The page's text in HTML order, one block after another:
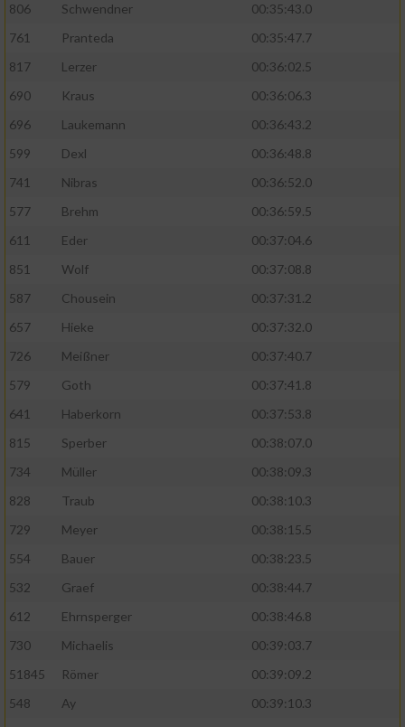
806
Schwendner
00:35:43.0
761
Pranteda
00:35:47.7
817
Lerzer
00:36:02.5
690
Kraus
00:36:06.3
696
Laukemann
00:36:43.2
599
Dexl
00:36:48.8
741
Nibras
00:36:52.0
577
Brehm
00:36:59.5
611
Eder
00:37:04.6
851
Wolf
00:37:08.8
587
Chousein
00:37:31.2
657
Hieke
00:37:32.0
726
Meißner
00:37:40.7
579
Goth
00:37:41.8
641
Haberkorn
00:37:53.8
815
Sperber
00:38:07.0
734
Müller
00:38:09.3
828
Traub
00:38:10.3
729
Meyer
00:38:15.5
554
Bauer
00:38:23.5
532
Graef
00:38:44.7
612
Ehrnsperger
00:38:46.8
730
Michaelis
00:39:03.7
51845
Römer
00:39:09.2
548
Ay
00:39:10.3